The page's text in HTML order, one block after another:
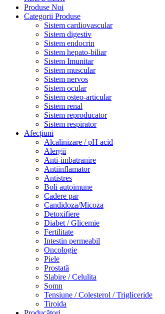
Produse Noi
Categorii Produse
Sistem cardiovascular
Sistem digestiv
Sistem endocrin
Sistem hepato-biliar
Sistem Imunitar
Sistem muscular
Sistem nervos
Sistem ocular
Sistem osteo-articular
Sistem renal
Sistem reproducator
Sistem respirator
Afecțiuni
Alcalinizare / pH acid
Alergii
Anti-imbatranire
Antiinflamator
Antistres
Boli autoimune
Cadere par
Candidoza/Micoza
Detoxifiere
Diabet / Glicemie
Fertilitate
Intestin permeabil
Oncologie
Piele
Prostată
Slabire / Celulita
Somn
Tensiune / Colesterol / Trigliceride
Tiroida